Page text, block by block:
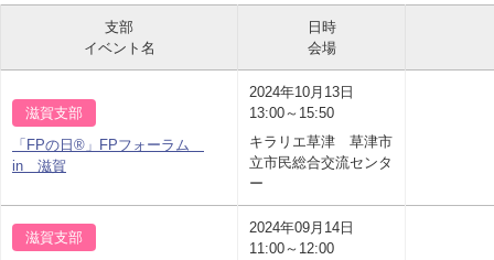
支部
イベント名
日時
会場
滋賀支部
「FPの日®」FPフォーラム
in 滋賀
2024年10月13日
13:00～15:50
キラリエ草津 草津市
立市民総合交流センタ
ー
滋賀支部
2024年09月14日
11:00～12:00